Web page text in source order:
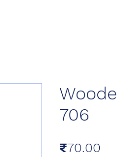
706
₹70.00